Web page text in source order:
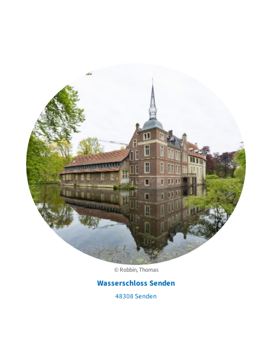
© Robbin, Thomas
Wasserschloss Senden
48308 Senden